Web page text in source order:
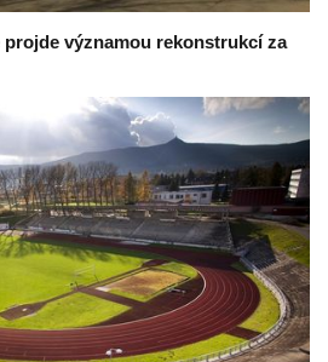
významou rekonstrukcí za